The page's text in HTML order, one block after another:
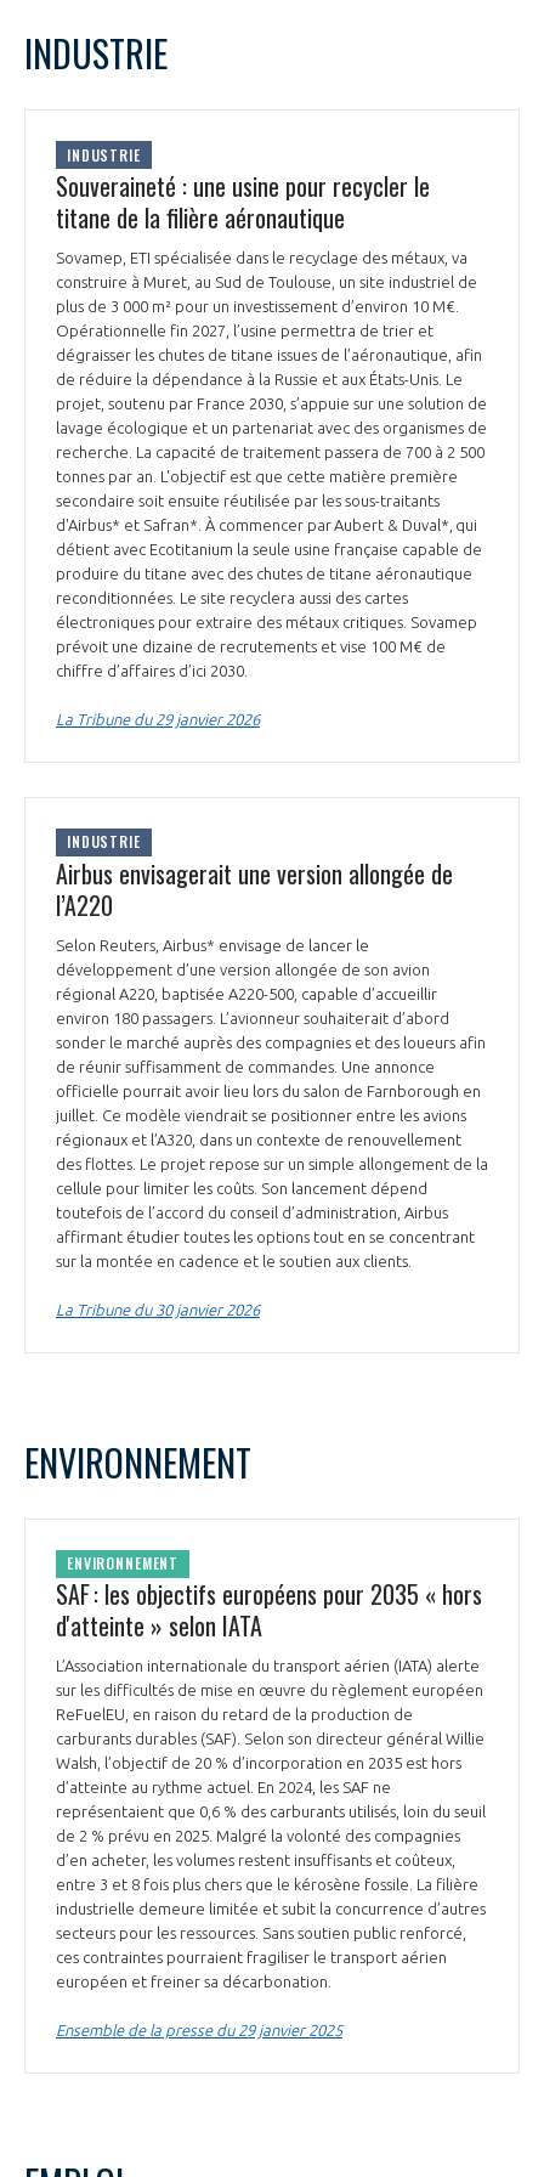
PRÉSENTATION
NOTRE VISION
NOS MISSIONS
NOTRE HISTOIRE
ORGANISATION
LE CONSEIL DU GIFAS
L’ÉQUIPE DU GIFAS
NOS RÉSEAUX À L'INTERNATIONAL
FONCTIONNEMENT
GEADS
COMITÉ AERO PME
STARTAIR
COMMISSIONS ET COMITÉS
ACCOMPAGNEMENT DE NOS ADHÉRENTS
LES PROGRAMMES DU GIFAS
UN ÉCOSYSTÈME INTÉGRÉ ET COHÉRENT
POURQUOI DEVENIR MEMBRE ?
LA MÉDIATION
LA MÉDIATION DANS LA FILIÈRE AÉRONAUTIQUE ET SPATIALE
LE MÉDIATEUR DE LA FILIÈRE AÉRONAUTIQUE ET SPATIALE
MÉDIATION ET CHARTE D’ENGAGEMENT SUR LES RELATIONS ENTRE
CLIENTS ET FOURNISSEURS
LE SALON DU BOURGET
L'OBSERVATOIRE
COMPÉTITIVITÉ
EMPLOI & FORMATION
ENVIRONNEMENT
INNOVATION
INTERNATIONALISATION
LES PUBLICATIONS
RAPPORTS D'ACTIVITÉS
L
1 2 3
4
17
23
29
INDUSTRIE
INDUSTRIE
Souveraineté : une usine pour recycler le
titane de la filière aéronautique
Sovamep, ETI spécialisée dans le recyclage des métaux, va
construire à Muret, au Sud de Toulouse, un site industriel de
plus de 3 000 m² pour un investissement d’environ 10 M€.
Opérationnelle fin 2027, l’usine permettra de trier et
dégraisser les chutes de titane issues de l’aéronautique, afin
de réduire la dépendance à la Russie et aux États-Unis. Le
projet, soutenu par France 2030, s’appuie sur une solution de
lavage écologique et un partenariat avec des organismes de
recherche. La capacité de traitement passera de 700 à 2 500
tonnes par an. L'objectif est que cette matière première
secondaire soit ensuite réutilisée par les sous-traitants
d'Airbus* et Safran*. À commencer par Aubert & Duval*, qui
détient avec Ecotitanium la seule usine française capable de
produire du titane avec des chutes de titane aéronautique
reconditionnées. Le site recyclera aussi des cartes
électroniques pour extraire des métaux critiques. Sovamep
prévoit une dizaine de recrutements et vise 100 M€ de
chiffre d’affaires d’ici 2030.
La Tribune du 29 janvier 2026
INDUSTRIE
Airbus envisagerait une version allongée de
l’A220
Selon Reuters, Airbus* envisage de lancer le
développement d’une version allongée de son avion
régional A220, baptisée A220-500, capable d’accueillir
environ 180 passagers. L’avionneur souhaiterait d’abord
sonder le marché auprès des compagnies et des loueurs afin
de réunir suffisamment de commandes. Une annonce
officielle pourrait avoir lieu lors du salon de Farnborough en
juillet. Ce modèle viendrait se positionner entre les avions
régionaux et l’A320, dans un contexte de renouvellement
des flottes. Le projet repose sur un simple allongement de la
cellule pour limiter les coûts. Son lancement dépend
toutefois de l’accord du conseil d’administration, Airbus
affirmant étudier toutes les options tout en se concentrant
sur la montée en cadence et le soutien aux clients.
La Tribune du 30 janvier 2026
ENVIRONNEMENT
ENVIRONNEMENT
SAF : les objectifs européens pour 2035 « hors
d'atteinte » selon IATA
L’Association internationale du transport aérien (IATA) alerte
sur les difficultés de mise en œuvre du règlement européen
ReFuelEU, en raison du retard de la production de
carburants durables (SAF). Selon son directeur général Willie
Walsh, l’objectif de 20 % d’incorporation en 2035 est hors
d’atteinte au rythme actuel. En 2024, les SAF ne
représentaient que 0,6 % des carburants utilisés, loin du seuil
de 2 % prévu en 2025. Malgré la volonté des compagnies
d’en acheter, les volumes restent insuffisants et coûteux,
entre 3 et 8 fois plus chers que le kérosène fossile. La filière
industrielle demeure limitée et subit la concurrence d’autres
secteurs pour les ressources. Sans soutien public renforcé,
ces contraintes pourraient fragiliser le transport aérien
européen et freiner sa décarbonation.
Ensemble de la presse du 29 janvier 2025
Rejoignez une filière d’excellence et développez
Découvrez les avantages d'adhérer au GIFAS.
Rencontres, salons, données sectorielles,
programmes ...
DEMANDE D’ADHÉSION